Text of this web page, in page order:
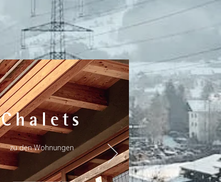
Chalets
zu den Wohnungen